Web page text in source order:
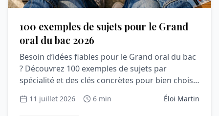
100 exemples de sujets pour le Grand
oral du bac 2026
Besoin d’idées fiables pour le Grand oral du bac
? Découvrez 100 exemples de sujets par
spécialité et des clés concrètes pour bien choisir
11 juillet 2026 6 min Éloi Martin